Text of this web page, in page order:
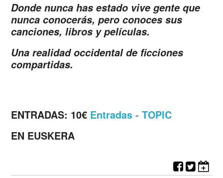
Donde nunca has estado vive gente que
nunca conocerás, pero conoces sus
canciones, libros y películas.
Una realidad occidental de ficciones
compartidas.
ENTRADAS: 10€ Entradas - TOPIC
EN EUSKERA